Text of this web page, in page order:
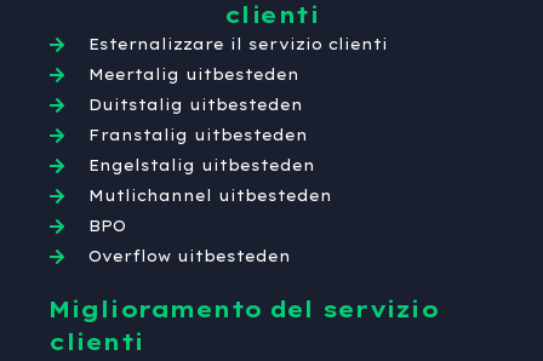
clienti
Esternalizzare il servizio clienti
Meertalig uitbesteden
Duitstalig uitbesteden
Franstalig uitbesteden
Engelstalig uitbesteden
Mutlichannel uitbesteden
BPO
Overflow uitbesteden
Miglioramento del servizio
clienti